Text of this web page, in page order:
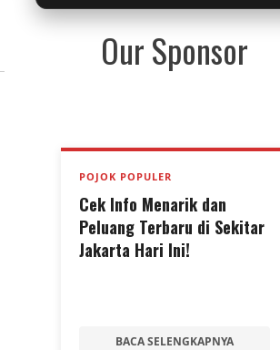
Our Sponsor
POJOK POPULER
Cek Info Menarik dan
Peluang Terbaru di Sekitar
Jakarta Hari Ini!
BACA SELENGKAPNYA